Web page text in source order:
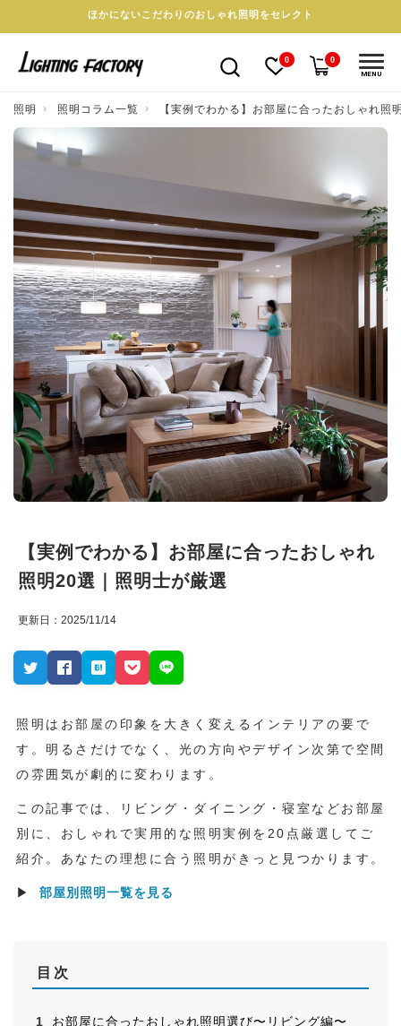
ほかにないこだわりのおしゃれ照明をセレクト
0 0
MENU
照明 照明コラム一覧 【実例でわかる】お部屋に合ったおしゃれ照
【実例でわかる】お部屋に合ったおしゃれ
照明20選｜照明士が厳選
更新日：2025/11/14
照明はお部屋の印象を大きく変えるインテリアの要で
す。明るさだけでなく、光の方向やデザイン次第で空間
の雰囲気が劇的に変わります。
この記事では、リビング・ダイニング・寝室などお部屋
別に、おしゃれで実用的な照明実例を20点厳選してご
紹介。あなたの理想に合う照明がきっと見つかります。
▶ 部屋別照明一覧を見る
目次
お部屋に合ったおしゃれ照明選び〜リビング編〜